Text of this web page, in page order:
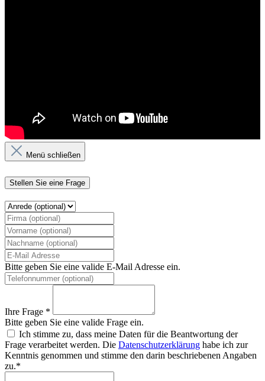
Menü schließen
Stellen Sie eine Frage
Bitte geben Sie eine valide E-Mail Adresse ein.
Ihre Frage *
Bitte geben Sie eine valide Frage ein.
Ich stimme zu, dass meine Daten für die Beantwortung der
Frage verarbeitet werden. Die Datenschutzerklärung habe ich zur
Kenntnis genommen und stimme den darin beschriebenen Angaben
zu.*